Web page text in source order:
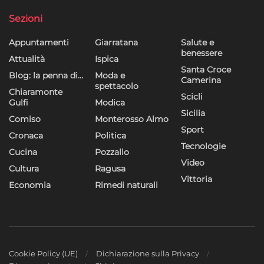
personalizzati, Sviluppare e migliorare i servizi, Utilizzare dati
Funzionalità Sempre attivo
Abbinare e combinare dati provenienti da altre
fonti di dati, Collegare diversi dispositivi,
Identificare i dispositivi in base alle informazioni
trasmesse automaticamente.
Utilizzare dati di geolocalizzazione precisi,
Riconoscere i dispositivi in base a informazioni
richieste attivamente.
e presentare pubblicità e contenuto,
privacy.
Sempre attivo
Sezioni
Appuntamenti
Attualità
Blog: la penna di…
Chiaramonte
Gulfi
Comiso
Cronaca
Cucina
Cultura
Economia
Giarratana
Ispica
Moda e
spettacolo
Modica
Monterosso Almo
Politica
Pozzallo
Ragusa
Rimedi naturali
Salute e
benessere
Santa Croce
Camerina
Scicli
Sicilia
Sport
Tecnologie
Video
Vittoria
Cookie Policy (UE)
Dichiarazione sulla Privacy